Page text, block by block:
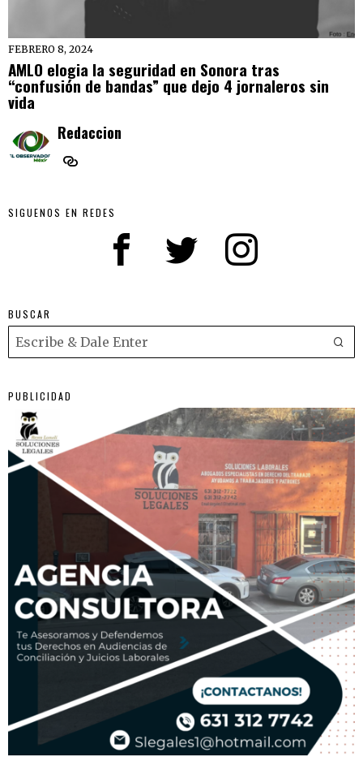
FEBRERO 8, 2024
AMLO elogia la seguridad en Sonora tras
“confusión de bandas” que dejo 4 jornaleros sin
vida
Redaccion
SIGUENOS EN REDES
BUSCAR
PUBLICIDAD